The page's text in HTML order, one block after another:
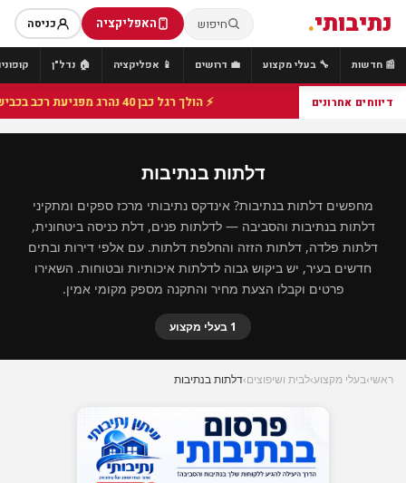
נתיבותי. חיפוש האפליקציה כניסה
📰 חדשות 🔧 בעלי מקצוע 💼 דרושים 📱 אפליקציה 🏠 נדל"ן
דיווחים אחרונים ⚡ הולך רגל כבן 40 נהרג מפגיעת רכב בכביש 25 סמוך לצומת הנשיא, מתנדבי זק"א פועלו בזירה
דלתות בנתיבות
מחפשים דלתות בנתיבות? אינדקס נתיבותי מרכז ספקים ומתקיני
דלתות בנתיבות והסביבה — לדלתות פנים, דלת כניסה ביטחונית,
דלתות פלדה, דלתות הזזה והחלפת דלתות. עם אלפי דירות ובתים
חדשים בעיר, יש ביקוש גבוה לדלתות איכותיות ובטוחות. השאירו
פרטים וקבלו הצעת מחיר והתקנה מספק מקומי אמין.
1 בעלי מקצוע
ראשי›בעלי מקצוע›לבית ושיפוצים›דלתות בנתיבות